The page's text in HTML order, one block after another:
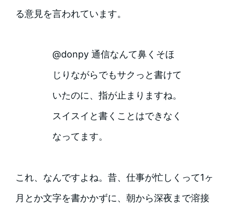
る意見を言われています。
@donpy 通信なんて鼻くそほ
じりながらでもサクっと書けて
いたのに、指が止まりますね。
スイスイと書くことはできなく
なってます。
これ、なんですよね。昔、仕事が忙しくって1ヶ
月とか文字を書かかずに、朝から深夜まで溶接